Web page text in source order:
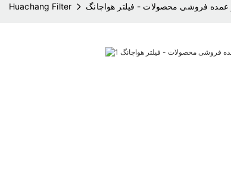
Huachang Filter عمده فروشی محصولات - فیلتر هواچانگ